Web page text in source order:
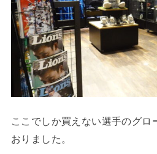
ここでしか買えない選手のグロ
おりました。